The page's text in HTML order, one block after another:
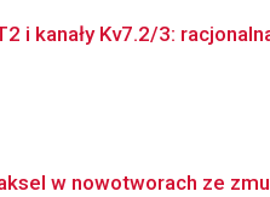
i kanały Kv7.2/3:
w nowotworach ze